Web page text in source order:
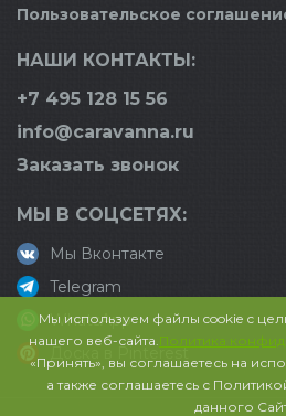
Пользовательское
НАШИ КОНТАКТЫ:
+7 495 128 15 56
info@caravanna.ru
Заказать звонок
МЫ В СОЦСЕТЯХ:
Мы Вконтакте
Telegram
WhatsApp
Доска в Pinterest
Мы используем файлы cookie с
нашего веб-сайта.Политика
«Принять», вы соглашаетесь на
а также соглашаетесь с
данного